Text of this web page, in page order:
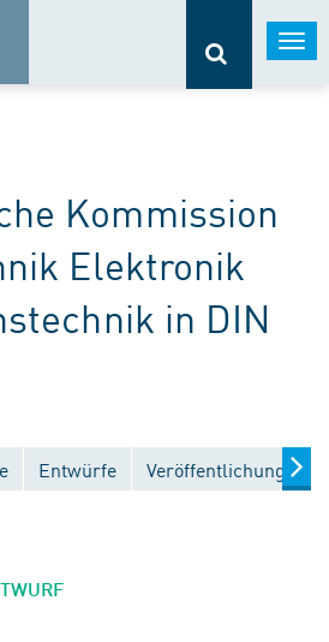
Kommission
Elektronik
in DIN
Entwürfe Veröffentlichungen